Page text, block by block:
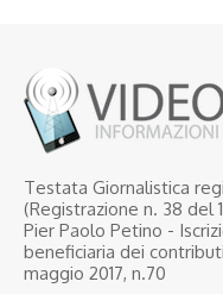
Testata Giornalistica
(Registrazione n. 38 del
Pier Paolo Petino -
beneficiaria dei
maggio 2017, n.70